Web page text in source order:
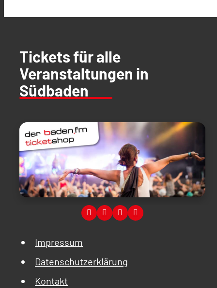
Tickets für alle
Veranstaltungen in
Südbaden
Impressum
Datenschutzerklärung
Kontakt